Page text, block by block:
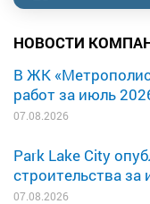
НОВОСТИ
В ЖК
работ за июль
07.08.2026
Park Lake City
строительства за
07.08.2026